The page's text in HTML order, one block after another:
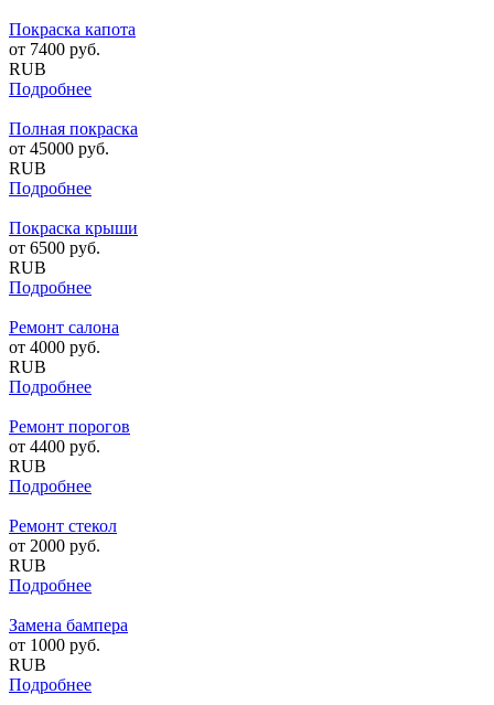
Покраска капота
от 7400 руб.
RUB
Подробнее
Полная покраска
от 45000 руб.
RUB
Подробнее
Покраска крыши
от 6500 руб.
RUB
Подробнее
Ремонт салона
от 4000 руб.
RUB
Подробнее
Ремонт порогов
от 4400 руб.
RUB
Подробнее
Ремонт стекол
от 2000 руб.
RUB
Подробнее
Замена бампера
от 1000 руб.
RUB
Подробнее